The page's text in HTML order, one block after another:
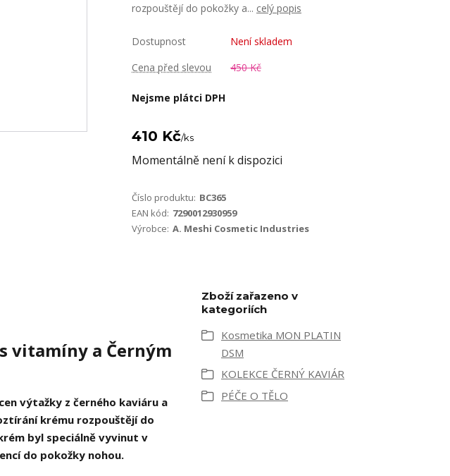
rozpouštějí do pokožky a... celý popis
Dostupnost
Není skladem
Cena před slevou
450 Kč
Nejsme plátci DPH
410 Kč/ks
Momentálně není k dispozici
Číslo produktu: BC365
EAN kód: 7290012930959
Výrobce: A. Meshi Cosmetic Industries
vitamíny a Černým
výtažky z černého kaviáru a
krému rozpouštějí do
byl speciálně vyvinut v
do pokožky nohou.
Zboží zařazeno v
kategoriích
Kosmetika MON PLATIN
DSM
KOLEKCE ČERNÝ KAVIÁR
PÉČE O TĚLO